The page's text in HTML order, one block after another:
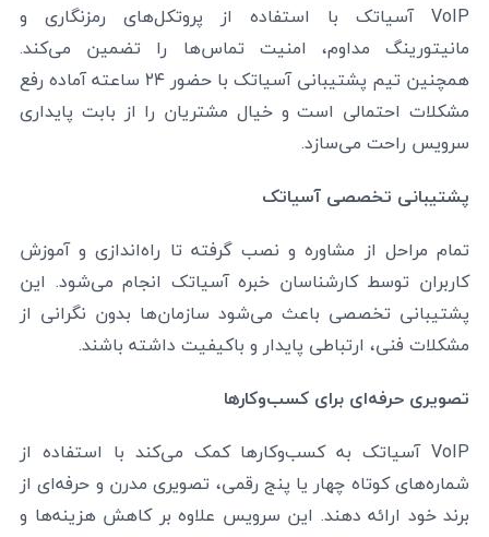
VoIP آسیاتک با استفاده از پروتکل‌های رمزنگاری و
مانیتورینگ مداوم، امنیت تماس‌ها را تضمین می‌کند.
همچنین تیم پشتیبانی آسیاتک با حضور ۲۴ ساعته آماده رفع
مشکلات احتمالی است و خیال مشتریان را از بابت پایداری
سرویس راحت می‌سازد.
پشتیبانی تخصصی آسیاتک
تمام مراحل از مشاوره و نصب گرفته تا راه‌اندازی و آموزش
کاربران توسط کارشناسان خبره آسیاتک انجام می‌شود. این
پشتیبانی تخصصی باعث می‌شود سازمان‌ها بدون نگرانی از
مشکلات فنی، ارتباطی پایدار و باکیفیت داشته باشند.
تصویری حرفه‌ای برای کسب‌وکارها
VoIP آسیاتک به کسب‌وکارها کمک می‌کند با استفاده از
شماره‌های کوتاه چهار یا پنج رقمی، تصویری مدرن و حرفه‌ای از
برند خود ارائه دهند. این سرویس علاوه بر کاهش هزینه‌ها و